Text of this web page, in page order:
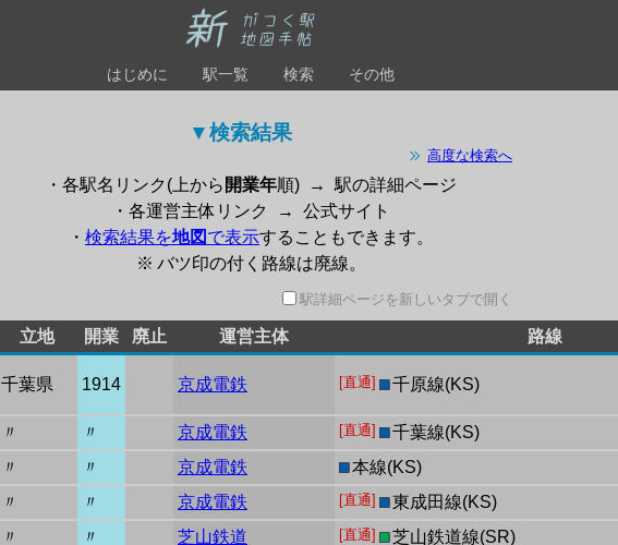
はじめに 駅一覧 検索 その他
▼検索結果
高度な検索へ
・各駅名リンク(上から 開業年順) → 駅の詳細ページ
・各運営主体リンク
→ 公式サイト
・ 検索結果を地図 で表示することもできます。
※ バツ印の付く路線は廃線。
駅詳細ページを新しいタブで開く
立地 開業 廃止 運営主体 路線
千葉県 1914 京成電鉄 [直通] ■千原線(KS)
〃 〃 京成電鉄 [直通] ■千葉線(KS)
〃 〃 京成電鉄 ■本線(KS)
〃 〃 京成電鉄 [直通] ■東成田線(KS)
〃 〃 芝山鉄道 [直通] ■芝山鉄道線(SR)